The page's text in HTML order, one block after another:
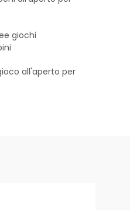
giochi
all'aperto per